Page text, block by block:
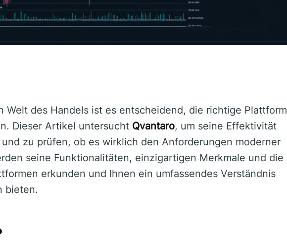
Welt des Handels ist es entscheidend, die richtige Plattform
Dieser Artikel untersucht Qvantaro, um seine Effektivität
zu prüfen, ob es wirklich den Anforderungen moderner
seine Funktionalitäten, einzigartigen Merkmale und die
erkunden und Ihnen ein umfassendes Verständnis
bieten.